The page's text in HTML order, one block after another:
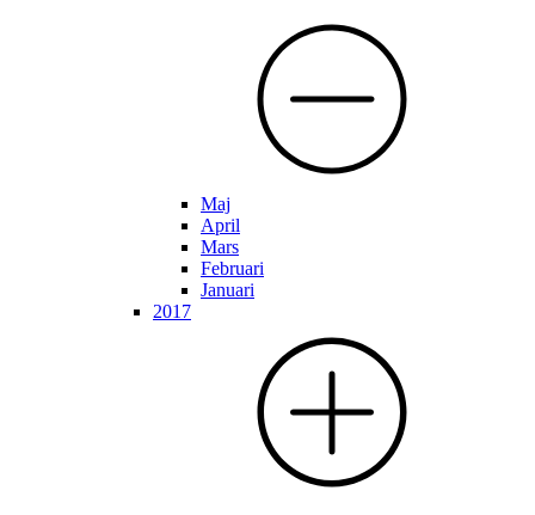
Maj
April
Mars
Februari
Januari
2017